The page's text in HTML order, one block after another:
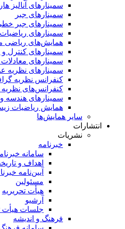
سمینارهای آنالیز
سمینار‌های جبر
سمینارهای جبر
سمینار‌های
همایش‌های ریاضی
سمینارهای کنترل و
سمینارهای
سمینار‌های نظریه
کنفرانس نظریه
کنفرانس‌های نظریه
سمینار‌های هندسه و
همایش ریاضیات
سایر همایش‌ها
انتشارات
نشریات
خبرنامه
سامانه
اهداف و
آیین‌نامه
مسئولین
هیأت تحریریه
آرشیو
جلسات هیأت
فرهنگ و اندیشه